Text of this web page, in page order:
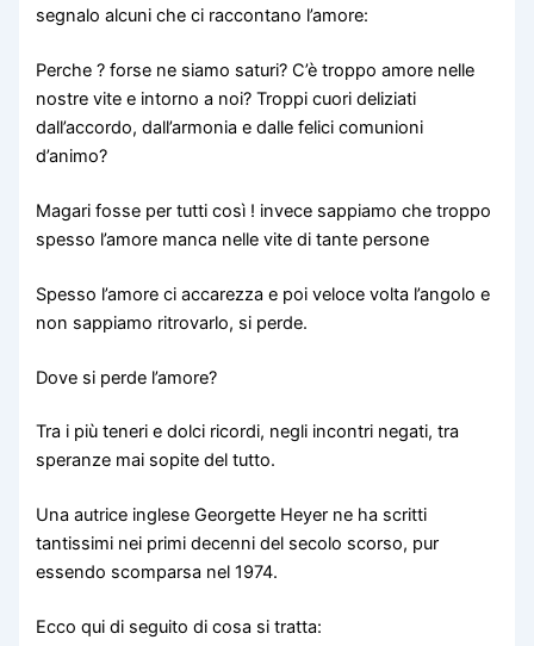
segnalo alcuni che ci raccontano l’amore:
Perche ? forse ne siamo saturi? C’è troppo amore nelle
nostre vite e intorno a noi? Troppi cuori deliziati
dall’accordo, dall’armonia e dalle felici comunioni
d’animo?
Magari fosse per tutti così ! invece sappiamo che troppo
spesso l’amore manca nelle vite di tante persone
Spesso l’amore ci accarezza e poi veloce volta l’angolo e
non sappiamo ritrovarlo, si perde.
Dove si perde l’amore?
Tra i più teneri e dolci ricordi, negli incontri negati, tra
speranze mai sopite del tutto.
Una autrice inglese Georgette Heyer ne ha scritti
tantissimi nei primi decenni del secolo scorso, pur
essendo scomparsa nel 1974.
Ecco qui di seguito di cosa si tratta: